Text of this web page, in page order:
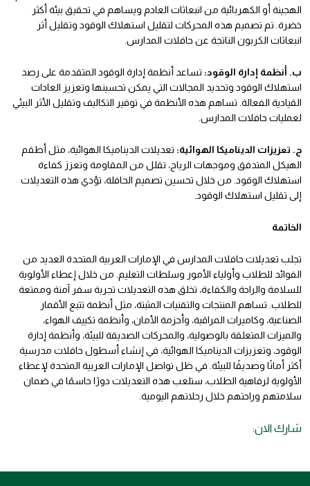
الهجينة أو الكهربائية من انبعاثات العادم ويساهم في تحقيق بيئة أكثر
خضرة. تم تصميم هذه المحركات لتقليل استهلاك الوقود وتقليل أثر
انبعاثات الكربون الناتجة عن حافلات المدارس.
ب. أنظمة إدارة الوقود: تساعد أنظمة إدارة الوقود المتقدمة على رصد
استهلاك الوقود وتحديد المجالات التي يمكن تحسينها وتعزيز العادات
القيادية الفعالة. تساهم هذه الأنظمة في توفير التكاليف وتقليل الأثر البيئي
لعمليات حافلات المدارس.
ج. تعزيزات الديناميكا الهوائية: تعديلات الديناميكا الهوائية، مثل أطقم
الهيكل المتدفق وموجهات الرياح، تقلل من المقاومة وتعزز كفاءة
استهلاك الوقود. من خلال تحسين تصميم الحافلة، تؤدي هذه التعديلات
إلى تقليل استهلاك الوقود.
الخاتمة
تجلب تعديلات حافلات المدارس في الإمارات العربية المتحدة العديد من
الفوائد للطلاب وأولياء الأمور وسلطات التعليم. من خلال إعطاء الأولوية
للسلامة والراحة والكفاءة، تخلق هذه التعديلات تجربة سفر آمنة وممتعة
للطلاب. تساهم المنتجات والتقنيات المثبتة، مثل أنظمة تتبع الأقمار
الصناعية، وكاميرات المراقبة، وأحزمة الأمان، وأنظمة تكييف الهواء،
والميزات المتعلقة بالوصولية، والمحركات الصديقة للبيئة، وأنظمة إدارة
الوقود، وتعزيزات الديناميكا الهوائية، في إنشاء أسطول حافلات مدرسية
أكثر أمانًا وصديقًا للبيئة. في ظل تواصل الإمارات العربية المتحدة لإعطاء
الأولوية لرفاهية الطلاب، ستلعب هذه التعديلات دورًا حاسمًا في ضمان
سلامتهم وراحتهم خلال رحلاتهم اليومية.
شارك الان: